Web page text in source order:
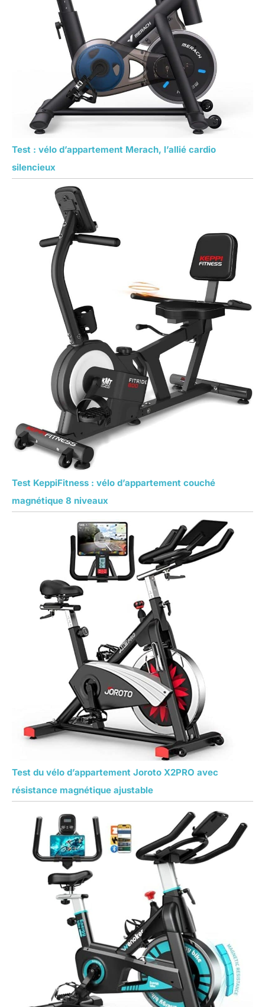
Test : vélo d’appartement Merach, l’allié cardio
silencieux
Test KeppiFitness : vélo d’appartement couché
magnétique 8 niveaux
Test du vélo d’appartement Joroto X2PRO avec
résistance magnétique ajustable